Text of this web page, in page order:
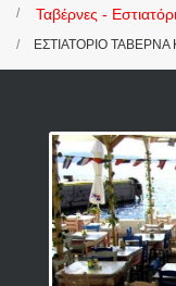
Ταβέρνες -
ΕΣΤΙΑΤΟΡΙΟ